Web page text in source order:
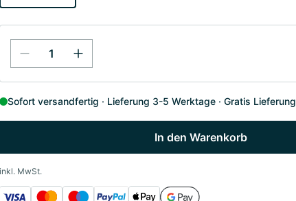
Sofort versandfertig Lieferung 3-5 Werktage Gratis Lieferung
In den Warenkorb
inkl. MwSt.